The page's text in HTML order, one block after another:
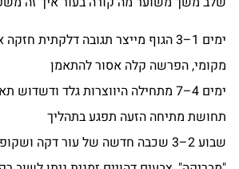
ימים 1–3 הגוף מייצר תגובה דלקתית חזקה
מקומי, הפרשה קלה אסור להתאמן
ימים 4–7 מתחילה היווצרות גלד ודשדוש
תחושת מתיחה הזעה תפגע בתהליך
שבוע 2–3 שכבה חדשה של עור דקה